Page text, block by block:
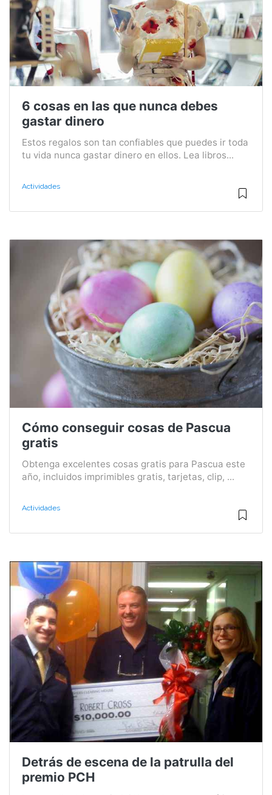
6 cosas en las que nunca debes
gastar dinero
Estos regalos son tan confiables que puedes ir toda
tu vida nunca gastar dinero en ellos. Lea libros...
Actividades
Cómo conseguir cosas de Pascua
gratis
Obtenga excelentes cosas gratis para Pascua este
año, incluidos imprimibles gratis, tarjetas, clip, ...
Actividades
Detrás de escena de la patrulla del
premio PCH